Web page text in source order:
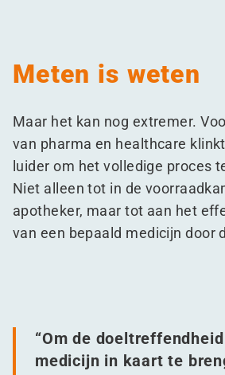
Meten is weten
Maar het kan nog extremer.
van pharma en healthcare
luider om het volledige proces
Niet alleen tot in de
apotheker, maar tot aan het
van een bepaald medicijn door
“Om de
medicijn in kaart te